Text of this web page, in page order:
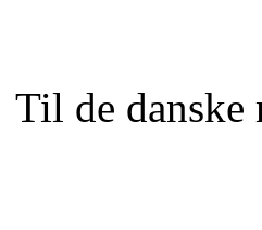
Til de danske